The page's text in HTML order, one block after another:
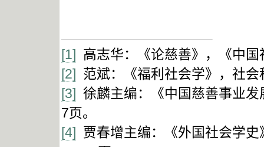
[1] 高志华：《论慈善》，《中
[2] 范斌：《福利社会学》，社
[3] 徐麟主编：《中国慈善事业
7页。
[4] 贾春增主编：《外国社会学